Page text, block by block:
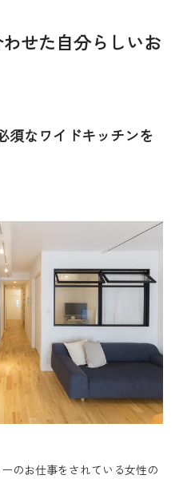
せた自分らしいお
なワイドキッチンを
のお仕事をされている女性の